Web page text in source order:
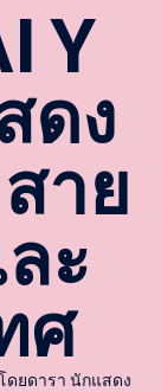
Y
ดง
าย
ะ
ศ
ดยดารา นักแสดง